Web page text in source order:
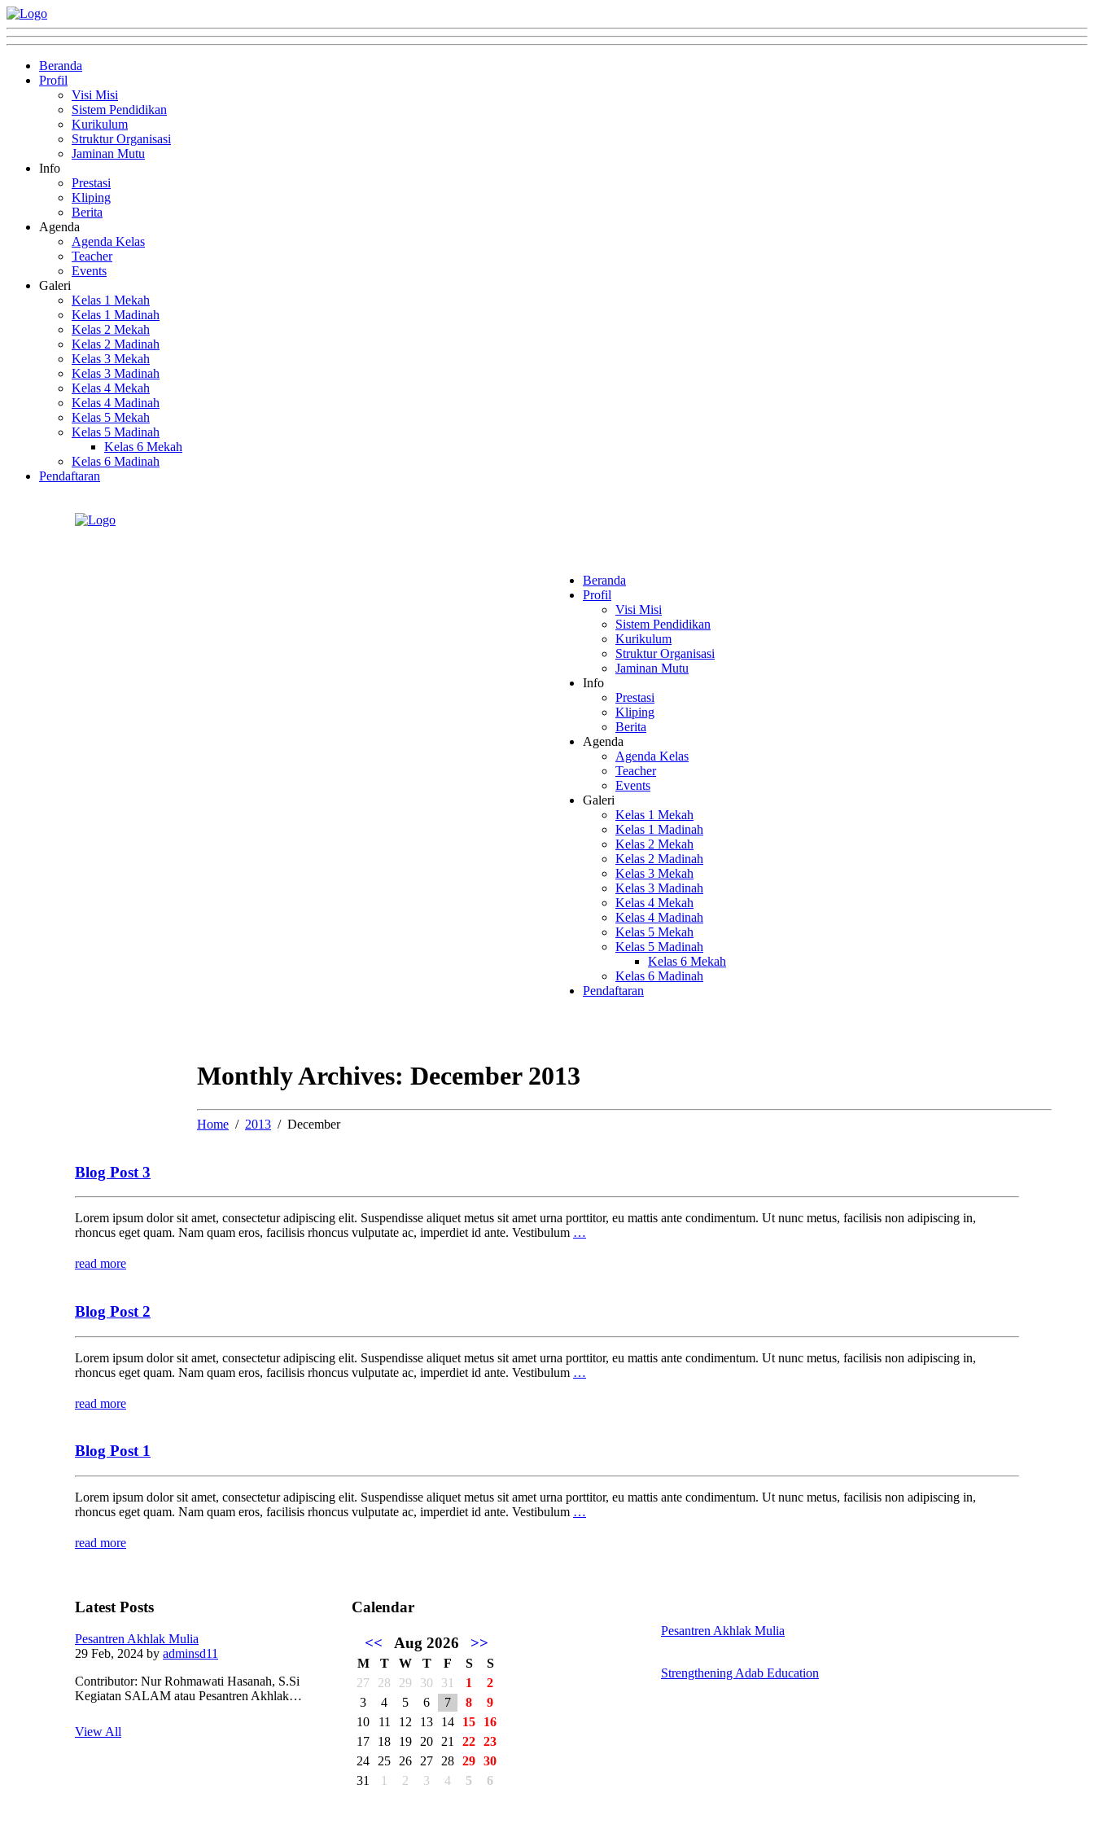
Beranda
Profil
Visi Misi
Sistem Pendidikan
Kurikulum
Struktur Organisasi
Jaminan Mutu
Info
Prestasi
Kliping
Berita
Agenda
Agenda Kelas
Teacher
Events
Galeri
Kelas 1 Mekah
Kelas 1 Madinah
Kelas 2 Mekah
Kelas 2 Madinah
Kelas 3 Mekah
Kelas 3 Madinah
Kelas 4 Mekah
Kelas 4 Madinah
Kelas 5 Mekah
Kelas 5 Madinah
Kelas 6 Mekah
Kelas 6 Madinah
Pendaftaran
Beranda
Profil
Visi Misi
Sistem Pendidikan
Kurikulum
Struktur Organisasi
Jaminan Mutu
Info
Prestasi
Kliping
Berita
Agenda
Agenda Kelas
Teacher
Events
Galeri
Kelas 1 Mekah
Kelas 1 Madinah
Kelas 2 Mekah
Kelas 2 Madinah
Kelas 3 Mekah
Kelas 3 Madinah
Kelas 4 Mekah
Kelas 4 Madinah
Kelas 5 Mekah
Kelas 5 Madinah
Kelas 6 Mekah
Kelas 6 Madinah
Pendaftaran
Monthly Archives: December 2013
Home 2013 December
Blog Post 3
Lorem ipsum dolor sit amet, consectetur adipiscing elit. Suspendisse aliquet metus sit amet urna porttitor, eu mattis ante condimentum. Ut nunc metus, facilisis non adipiscing in,
rhoncus eget quam. Nam quam eros, facilisis rhoncus vulputate ac, imperdiet id ante. Vestibulum …
read more
Blog Post 2
Lorem ipsum dolor sit amet, consectetur adipiscing elit. Suspendisse aliquet metus sit amet urna porttitor, eu mattis ante condimentum. Ut nunc metus, facilisis non adipiscing in,
rhoncus eget quam. Nam quam eros, facilisis rhoncus vulputate ac, imperdiet id ante. Vestibulum …
read more
Blog Post 1
Lorem ipsum dolor sit amet, consectetur adipiscing elit. Suspendisse aliquet metus sit amet urna porttitor, eu mattis ante condimentum. Ut nunc metus, facilisis non adipiscing in,
rhoncus eget quam. Nam quam eros, facilisis rhoncus vulputate ac, imperdiet id ante. Vestibulum …
read more
Latest Posts
Pesantren Akhlak Mulia
29 Feb, 2024 by adminsd11
Contributor: Nur Rohmawati Hasanah, S.Si
Kegiatan SALAM atau Pesantren Akhlak…
View All
Calendar
<< Aug 2026 >>
M T W T F S
S
27
28 29 30 31 1
2
3
4 5 6 7 8
9
10
11 12 13 14 15
16
17
18 19 20 21 22 23
24
25 26 27 28 29 30
31
1 2 3 4 5 6
Pesantren Akhlak Mulia
Strengthening Adab Education